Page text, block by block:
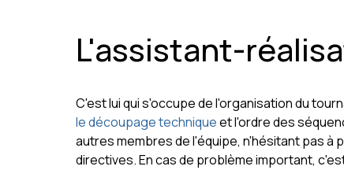
L'assistant-
C'est lui qui s'occupe de l'organisation du
le découpage techniqueet l'ordre des
autres membres de l'équipe, n'hésitant pas à
directives. En cas de problème important,